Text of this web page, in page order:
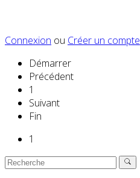
Connexion ou Créer un compte
Démarrer
Précédent
1
Suivant
Fin
1